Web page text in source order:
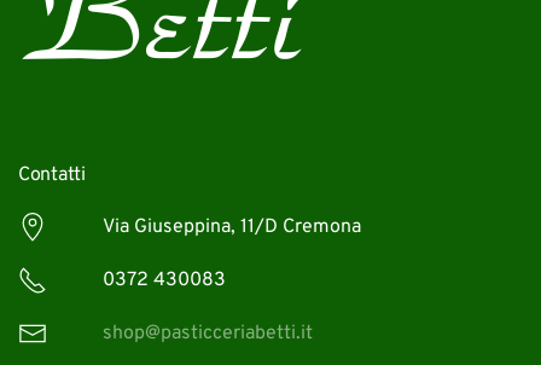
Contatti
Via Giuseppina, 11/D Cremona
0372 430083
shop@pasticceriabetti.it